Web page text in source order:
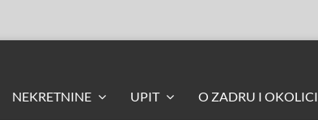
NEKRETNINE UPIT O ZADRU I OKOLICI